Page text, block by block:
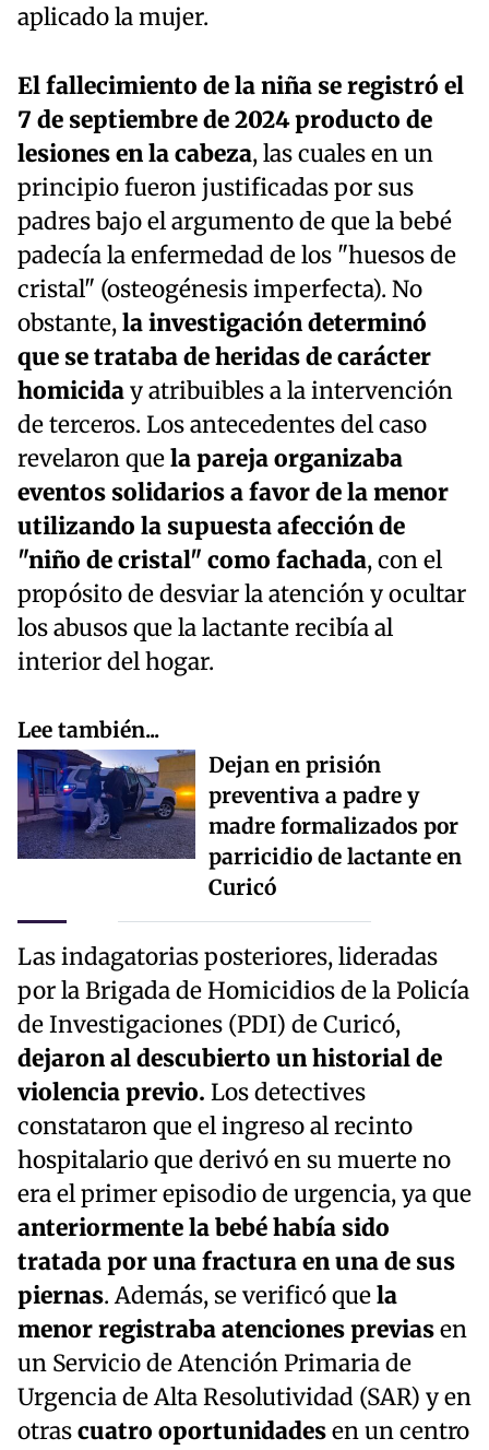
aplicado la mujer.
El fallecimiento de la niña se registró el
7 de septiembre de 2024 producto de
lesiones en la cabeza, las cuales en un
principio fueron justificadas por sus
padres bajo el argumento de que la bebé
padecía la enfermedad de los "huesos de
cristal" (osteogénesis imperfecta). No
obstante,la investigación determinó
que se trataba de heridas de carácter
homiciday atribuibles a la intervención
de terceros. Los antecedentes del caso
revelaron quela pareja organizaba
eventos solidarios a favor de la menor
utilizando la supuesta afección de
"niño de cristal" como fachada, con el
propósito de desviar la atención y ocultar
los abusos que la lactante recibía al
interior del hogar.
Lee también...
Dejan en prisión
preventiva a padre y
madre formalizados por
parricidio de lactante en
Curicó
Las indagatorias posteriores, lideradas
por la Brigada de Homicidios de la Policía
de Investigaciones (PDI) de Curicó,
dejaron al descubierto un historial de
violencia previo. Los detectives
constataron que el ingreso al recinto
hospitalario que derivó en su muerte no
era el primer episodio de urgencia, ya que
anteriormente la bebé había sido
tratada por una fractura en una de sus
piernas. Además, se verificó quela
menor registraba atenciones previasen
un Servicio de Atención Primaria de
Urgencia de Alta Resolutividad (SAR) y en
otrascuatro oportunidadesen un centro